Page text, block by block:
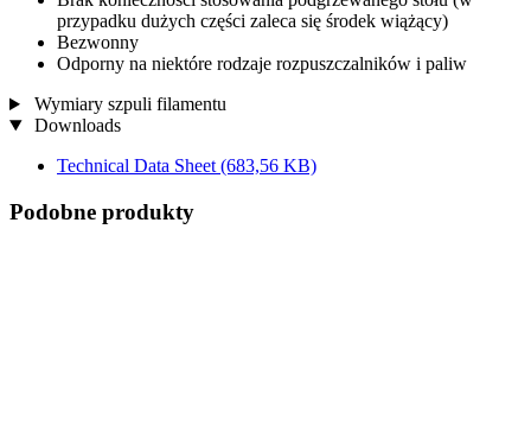
przypadku dużych części zaleca się środek wiążący)
Bezwonny
Odporny na niektóre rodzaje rozpuszczalników i paliw
Wymiary szpuli filamentu
Downloads
Technical Data Sheet (683,56 KB)
Podobne produkty